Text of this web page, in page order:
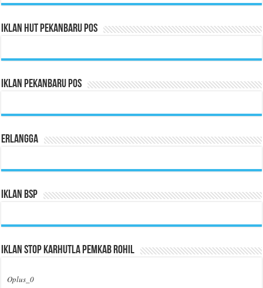
Iklan HUT Pekanbaru Pos
Iklan Pekanbaru Pos
Erlangga
Iklan BSP
Iklan Stop Karhutla Pemkab Rohil
Oplus_0